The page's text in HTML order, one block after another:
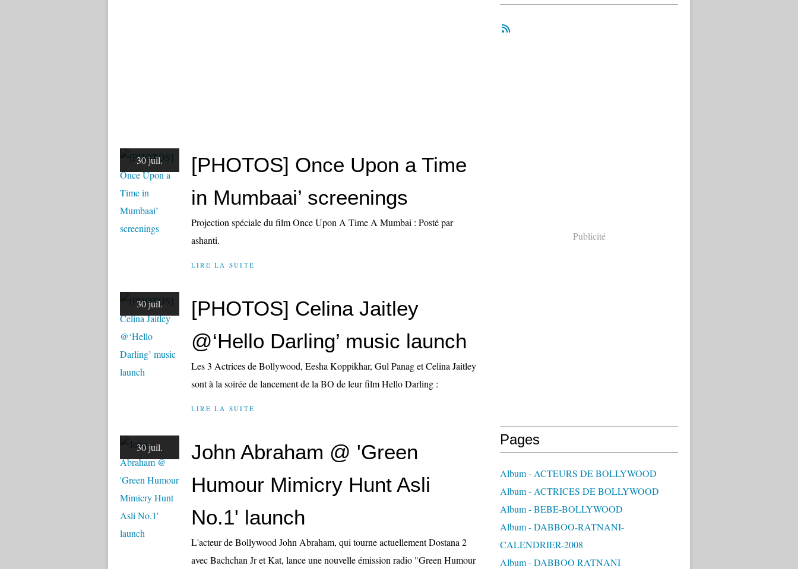
30 juil.
[PHOTOS] Once Upon a Time
in Mumbaai’ screenings
Projection spéciale du film Once Upon A Time A Mumbai : Posté par
ashanti.
LIRE LA SUITE
30 juil.
[PHOTOS] Celina Jaitley
@‘Hello Darling’ music launch
Les 3 Actrices de Bollywood, Eesha Koppikhar, Gul Panag et Celina Jaitley
sont à la soirée de lancement de la BO de leur film Hello Darling :
LIRE LA SUITE
30 juil.
John Abraham @ 'Green
Humour Mimicry Hunt Asli
No.1' launch
L'acteur de Bollywood John Abraham, qui tourne actuellement Dostana 2
avec Bachchan Jr et Kat, lance une nouvelle émission radio "Green Humour
Publicité
Pages
Album - ACTEURS DE BOLLYWOOD
Album - ACTRICES DE BOLLYWOOD
Album - BEBE-BOLLYWOOD
Album - DABBOO-RATNANI-
CALENDRIER-2008
Album - DABBOO RATNANI